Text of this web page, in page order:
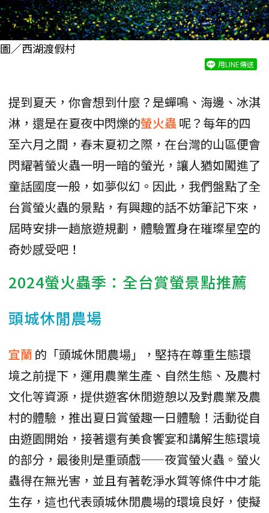
圖／西湖渡假村
用LINE傳送
提到夏天，你會想到什麼？是蟬鳴、海邊、冰淇
淋，還是在夏夜中閃爍的螢火蟲 呢？每年的四
至六月之間，春末夏初之際，在台灣的山區便會
閃耀著螢火蟲一明一暗的螢光，讓人猶如闖進了
童話國度一般，如夢似幻。因此，我們盤點了全
台賞螢火蟲的景點，有興趣的話不妨筆記下來，
屆時安排一趟旅遊規劃，體驗置身在璀璨星空的
奇妙感受吧！
2024螢火蟲季：全台賞螢景點推薦
頭城休閒農場
宜蘭 的「頭城休閒農場」，堅持在尊重生態環
境之前提下，運用農業生產、自然生態、及農村
文化等資源，提供遊客休閒遊憩以及對農業及農
村的體驗，推出夏日賞螢趣一日體驗！活動從自
由遊園開始，接著還有美食饗宴和講解生態環境
的部分，最後則是重頭戲——夜賞螢火蟲。螢火
蟲得在無光害，並且有著乾淨水質等條件中才能
生存，這也代表頭城休閒農場的環境良好，使擬